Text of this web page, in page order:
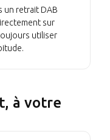
un retrait DAB
sur
utiliser
à votre